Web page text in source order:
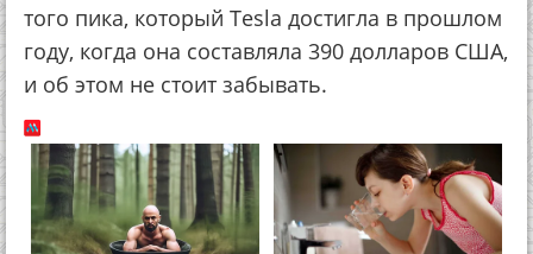
того пика, который Tesla достигла в прошлом
году, когда она составляла 390 долларов США,
и об этом не стоит забывать.